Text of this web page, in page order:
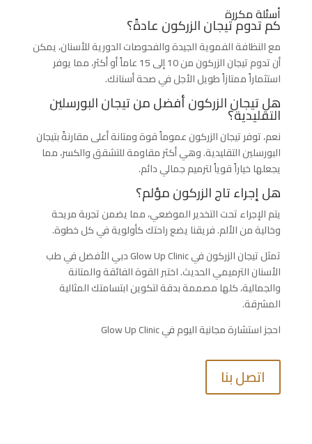
أسئلة مكررة
كم تدوم تيجان الزركون عادةً؟
مع النظافة الفموية الجيدة والفحوصات الدورية للأسنان، يمكن
أن تدوم تيجان الزركون من 10 إلى 15 عاماً أو أكثر، مما يوفر
استثماراً ممتازاً طويل الأجل في صحة أسنانك.
هل تيجان الزركون أفضل من تيجان البورسلين
التقليدية؟
نعم، توفر تيجان الزركون عموماً قوة ومتانة أعلى مقارنةً بتيجان
البورسلين التقليدية. وهي أكثر مقاومة للتشقق والكسر، مما
يجعلها خياراً قوياً لترميم جمالي دائم.
هل إجراء تاج الزركون مؤلم؟
يتم الإجراء تحت التخدير الموضعي، مما يضمن تجربة مريحة
وخالية من الألم. فريقنا يضع راحتك كأولوية في كل خطوة.
تمثل تيجان الزركون فيGlow Up Clinicدبي الأفضل في طب
الأسنان الترميمي الحديث. اختبر القوة الفائقة والمتانة
والجمالية، كلها مصممة بدقة لتكوين ابتسامتك المثالية
المشرقة.
احجز استشارة مجانية اليوم فيGlow Up Clinic
اتصل بنا